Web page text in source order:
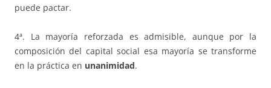
puede pactar.
4ª. La mayoría reforzada es admisible, aunque por la
composición del capital social esa mayoría se transforme
en la práctica en unanimidad.